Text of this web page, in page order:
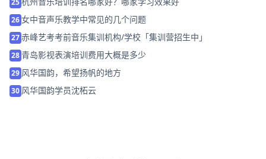
25
26女中音声乐教学中常见的几个问题
27赤峰艺考考前音乐集训机构/学校「集训营招生中」
28青岛影视表演培训费用大概是多少
29 风华国韵，希望扬帆的地方
30 风华国韵学员沈柘云